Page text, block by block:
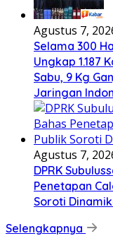
Agustus 7,
Selama 300
Ungkap 1.187
Sabu, 9 Kg
Jaringan
Agustus 7,
DPRK
Penetapan
Soroti
Selengkapnya